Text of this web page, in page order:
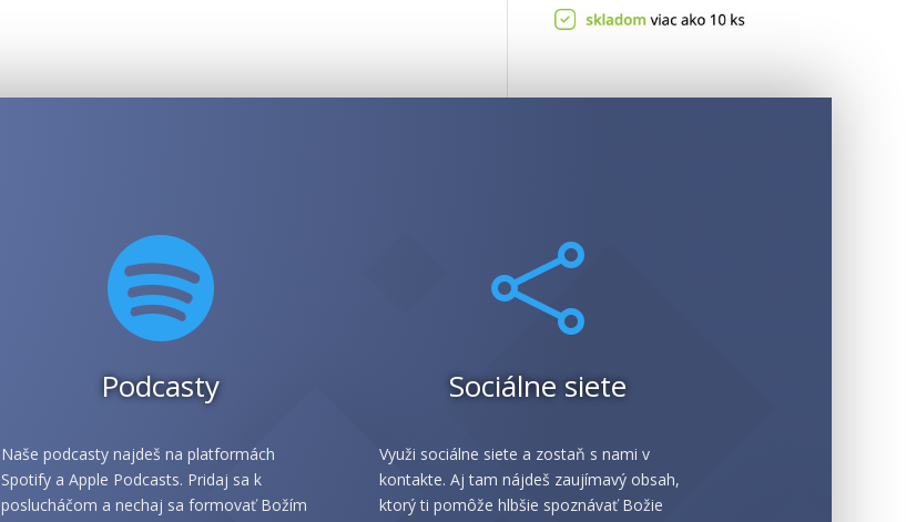

Podcasty
Naše podcasty najdeš na platformách
Spotify a Apple Podcasts. Pridaj sa k
poslucháčom a nechaj sa formovať Božím

Sociálne siete
Využi sociálne siete a zostaň s nami v
kontakte. Aj tam nájdeš zaujímavý obsah,
ktorý ti pomôže hlbšie spoznávať Božie